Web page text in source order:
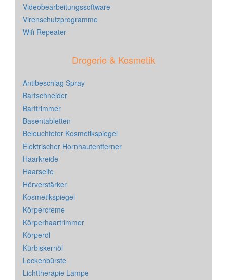
Videobearbeitungssoftware
Virenschutzprogramme
Wifi Repeater
Drogerie & Kosmetik
Antibeschlag Spray
Bartschneider
Barttrimmer
Basentabletten
Beleuchteter Kosmetikspiegel
Elektrischer Hornhautentferner
Haarkreide
Haarseife
Hörverstärker
Kosmetikspiegel
Körpercreme
Körperhaartrimmer
Körperöl
Kürbiskernöl
Lockenbürste
Lichttherapie Lampe